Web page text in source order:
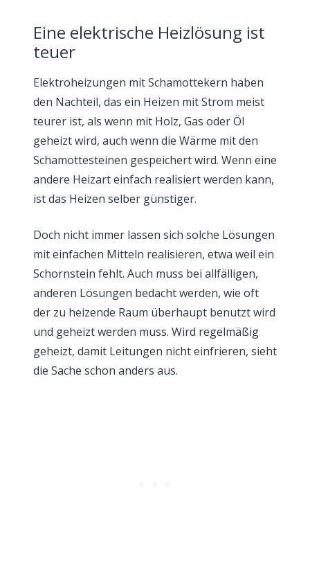
Eine elektrische Heizlösung ist
teuer
Elektroheizungen mit Schamottekern haben
den Nachteil, das ein Heizen mit Strom meist
teurer ist, als wenn mit Holz, Gas oder Öl
geheizt wird, auch wenn die Wärme mit den
Schamottesteinen gespeichert wird. Wenn eine
andere Heizart einfach realisiert werden kann,
ist das Heizen selber günstiger.
Doch nicht immer lassen sich solche Lösungen
mit einfachen Mitteln realisieren, etwa weil ein
Schornstein fehlt. Auch muss bei allfälligen,
anderen Lösungen bedacht werden, wie oft
der zu heizende Raum überhaupt benutzt wird
und geheizt werden muss. Wird regelmäßig
geheizt, damit Leitungen nicht einfrieren, sieht
die Sache schon anders aus.